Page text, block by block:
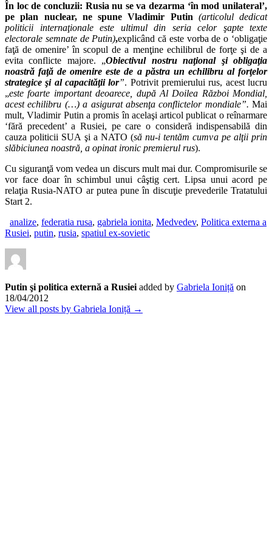
În loc de concluzii: Rusia nu se va dezarma ‘în mod unilateral’,
pe plan nuclear, ne spune Vladimir Putin (articolul dedicat
politicii internaţionale este ultimul din seria celor şapte texte
electorale semnate de Putin),explicând că este vorba de o ‘obligaţie
faţă de omenire’ în scopul de a menţine echilibrul de forţe şi de a
evita conflicte majore. „Obiectivul nostru naţional şi obligaţia
noastră faţă de omenire este de a păstra un echilibru al forţelor
strategice şi al capacităţii lor”. Potrivit premierului rus, acest lucru
„este foarte important deoarece, după Al Doilea Război Mondial,
acest echilibru (…) a asigurat absenţa conflictelor mondiale”. Mai
mult, Vladimir Putin a promis în acelaşi articol publicat o reînarmare
‘fără precedent’ a Rusiei, pe care o consideră indispensabilă din
cauza politicii SUA şi a NATO (să nu-i tentăm cumva pe alţii prin
slăbiciunea noastră, a opinat ironic premierul rus).
Cu siguranţă vom vedea un discurs mult mai dur. Compromisurile se
vor face doar în schimbul unui câştig cert. Lipsa unui acord pe
relaţia Rusia-NATO ar putea pune în discuţie prevederile Tratatului
Start 2.
analize, federatia rusa, gabriela ionita, Medvedev, Politica externa a
Rusiei, putin, rusia, spatiul ex-sovietic
Putin şi politica externă a Rusiei added by Gabriela Ioniță on
18/04/2012
View all posts by Gabriela Ioniță →